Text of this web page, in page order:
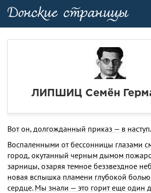
ЛИПШИЦ Семён
Вот он, долгожданный приказ — в
Воспаленными от бессонницы глазами
город, окутанный черным дымом
зарницы, озаряя темное беззвездное
новая вспышка пламени глубокой болью
сердце. Мы знали — это горит еще один